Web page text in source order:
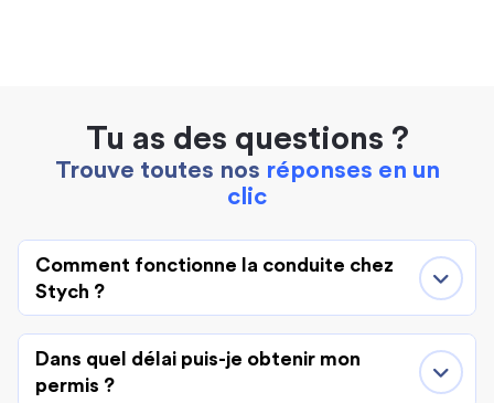
Tu as des questions ?
Trouve toutes nos réponses en un
clic
Comment fonctionne la conduite chez
Stych ?
Dans quel délai puis-je obtenir mon
permis ?